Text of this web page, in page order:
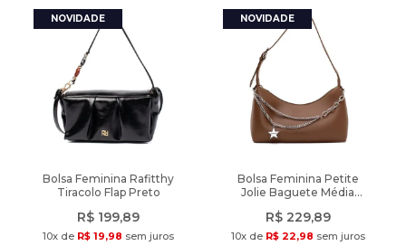
Bolsa Feminina Rafitthy
Tiracolo Flap Preto
R$ 199,89
10x de R$ 19,98 sem juros
Bolsa Feminina Petite
Jolie Baguete Média
R$ 229,89
10x de R$ 22,98 sem juros